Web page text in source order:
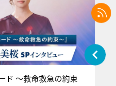
ド ～救命救急の約束